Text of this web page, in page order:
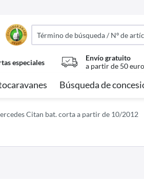
especiales
Envío gratuito
a partir de 50
Búsqueda de
Citan bat. corta a partir de 10/2012